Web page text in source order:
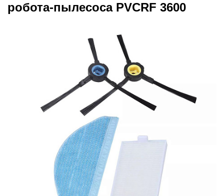
робота-пылесоса PVCRF 3600